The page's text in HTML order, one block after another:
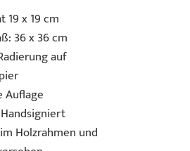
19 x 19 cm
36 x 36 cm
auf
Holzrahmen und